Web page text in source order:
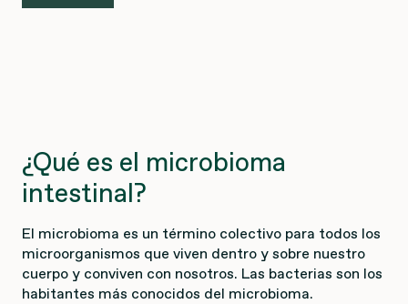
¿Qué es el microbioma
intestinal?
El microbioma es un término colectivo para todos los
microorganismos que viven dentro y sobre nuestro
cuerpo y conviven con nosotros. Las bacterias son los
habitantes más conocidos del microbioma.